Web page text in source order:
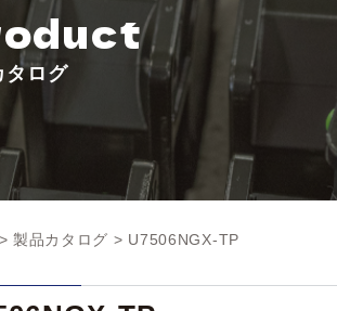
タログ
> 製品カタログ > U7506NGX-TP